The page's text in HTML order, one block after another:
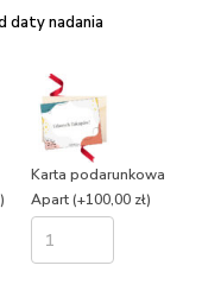
daty nadania
Karta podarunkowa
Apart(+100,00 zł)